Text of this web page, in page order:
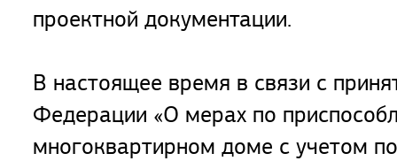
проектной документации.
В настоящее время в связи с
Федерации «О мерах по
многоквартирном доме с учетом